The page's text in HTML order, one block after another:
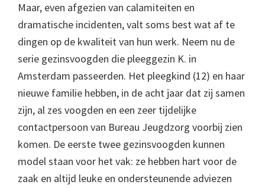
Maar, even afgezien van calamiteiten en
dramatische incidenten, valt soms best wat af te
dingen op de kwaliteit van hun werk. Neem nu de
serie gezinsvoogden die pleeggezin K. in
Amsterdam passeerden. Het pleegkind (12) en haar
nieuwe familie hebben, in de acht jaar dat zij samen
zijn, al zes voogden en een zeer tijdelijke
contactpersoon van Bureau Jeugdzorg voorbij zien
komen. De eerste twee gezinsvoogden kunnen
model staan voor het vak: ze hebben hart voor de
zaak en altijd leuke en ondersteunende adviezen